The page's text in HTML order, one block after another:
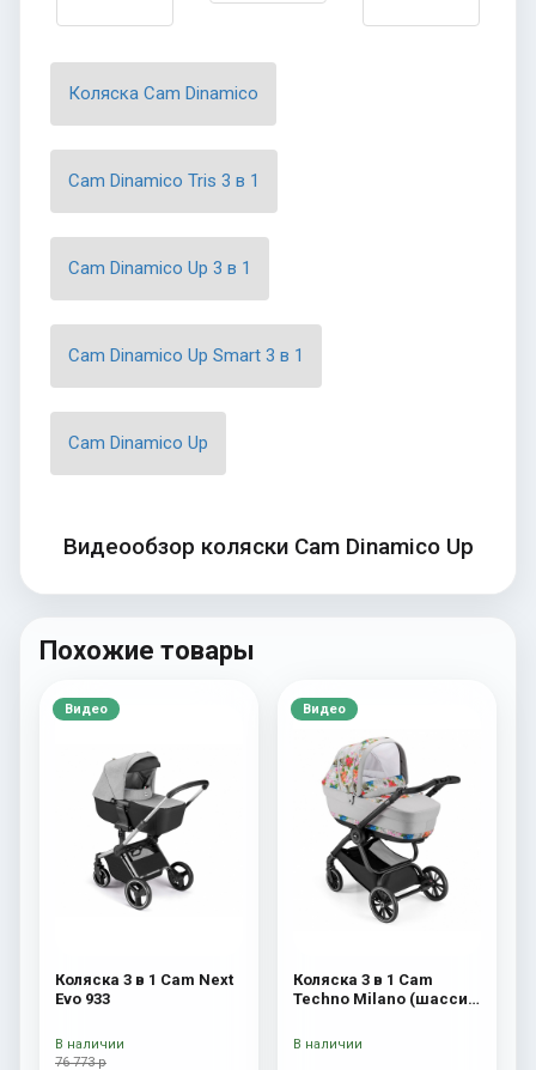
Коляска Cam Dinamico
Cam Dinamico Tris 3 в 1
Cam Dinamico Up 3 в 1
Cam Dinamico Up Smart 3 в 1
Cam Dinamico Up
Видеообзор коляски Cam Dinamico Up
Похожие товары
Видео
Коляска 3 в 1 Cam Next
Evo 933
76 773 р
В наличии
Видео
Коляска 3 в 1 Cam
Techno Milano (шасси
В наличии